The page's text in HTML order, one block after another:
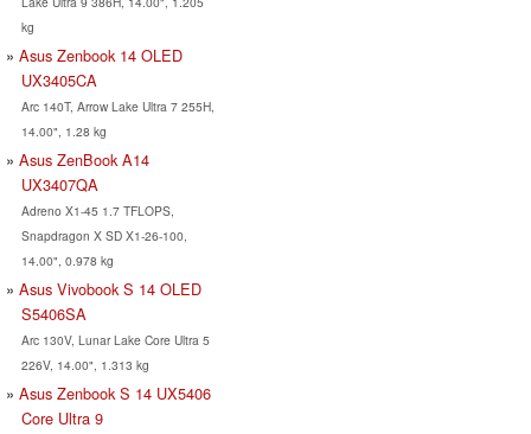
kg
Asus Zenbook 14 OLED
UX3405CA
Arc 140T, Arrow Lake Ultra 7 255H,
14.00", 1.28 kg
Asus ZenBook A14
UX3407QA
Adreno X1-45 1.7 TFLOPS,
Snapdragon X SD X1-26-100,
14.00", 0.978 kg
Asus Vivobook S 14 OLED
S5406SA
Arc 130V, Lunar Lake Core Ultra 5
226V, 14.00", 1.313 kg
Asus Zenbook S 14 UX5406
Core Ultra 9